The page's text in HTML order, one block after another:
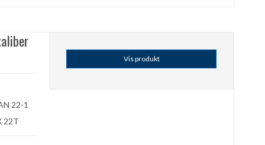
22-1
22T
Vis produkt